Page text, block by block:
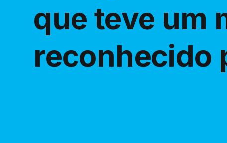
que teve um
reconhecido